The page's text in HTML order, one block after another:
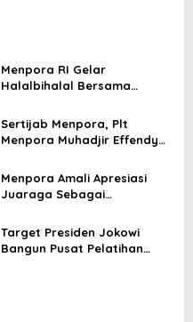
Menpora RI Gelar
Halalbihalal Bersama
Sertijab Menpora, Plt
Menpora Muhadjir Effendy
Berjalan dengan Baik
Menpora Amali Apresiasi
Juaraga Sebagai
merchandise resmi Piala
Dunia U-20
Target Presiden Jokowi
Bangun Pusat Pelatihan